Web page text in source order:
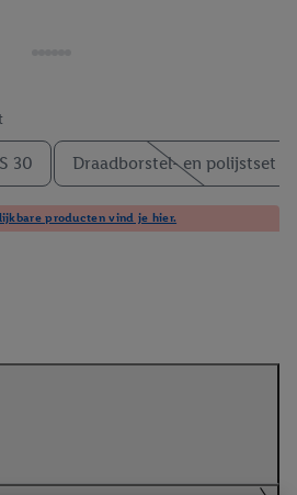
30 Draadborstel- en polijstset
producten vind je hier.